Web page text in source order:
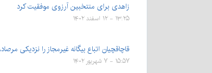
زاهدی برای منتخبین آرزوی موفقیت کرد
۱۳:۲۵ - ۱۲ اسفند ۱۴۰۲
قاچاقچیان اتباع بیگانه غیرمجاز را نزدیکی
۱۵:۵۷ - ۷ شهریور ۱۴۰۲